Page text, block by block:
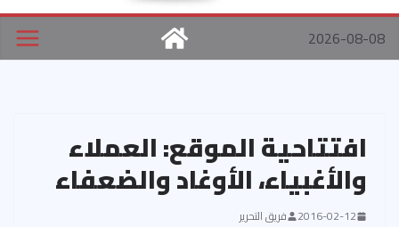
2026-08-08
افتتاحية الموقع: العملاء
والأغبياء، الأوغاد والضعفاء
2016-02-12 فريق التحرير